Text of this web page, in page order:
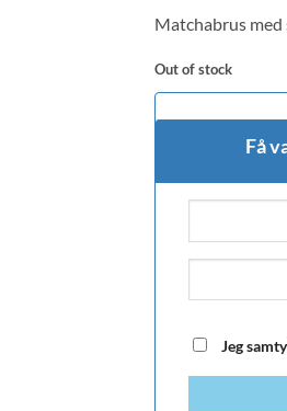
customer
Matchabrus med
Out of stock
Få
Jeg